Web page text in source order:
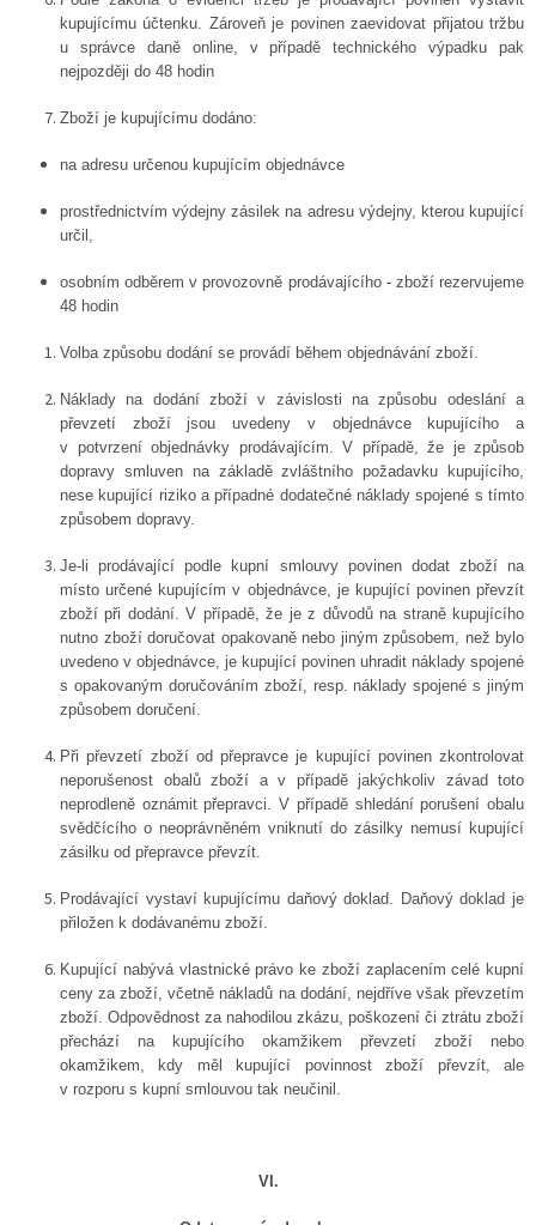
kupujícímu účtenku. Zároveň je povinen zaevidovat přijatou tržbu
u správce daně online, v případě technického výpadku pak
nejpozději do 48 hodin
Zboží je kupujícímu dodáno:
na adresu určenou kupujícím objednávce
prostřednictvím výdejny zásilek na adresu výdejny, kterou kupující
určil,
osobním odběrem v provozovně prodávajícího - zboží rezervujeme
48 hodin
Volba způsobu dodání se provádí během objednávání zboží.
Náklady na dodání zboží v závislosti na způsobu odeslání a
převzetí zboží jsou uvedeny v objednávce kupujícího a
v potvrzení objednávky prodávajícím. V případě, že je způsob
dopravy smluven na základě zvláštního požadavku kupujícího,
nese kupující riziko a případné dodatečné náklady spojené s tímto
způsobem dopravy.
Je-li prodávající podle kupní smlouvy povinen dodat zboží na
místo určené kupujícím v objednávce, je kupující povinen převzít
zboží při dodání. V případě, že je z důvodů na straně kupujícího
nutno zboží doručovat opakovaně nebo jiným způsobem, než bylo
uvedeno v objednávce, je kupující povinen uhradit náklady spojené
s opakovaným doručováním zboží, resp. náklady spojené s jiným
způsobem doručení.
Při převzetí zboží od přepravce je kupující povinen zkontrolovat
neporušenost obalů zboží a v případě jakýchkoliv závad toto
neprodleně oznámit přepravci. V případě shledání porušení obalu
svědčícího o neoprávněném vniknutí do zásilky nemusí kupující
zásilku od přepravce převzít.
Prodávající vystaví kupujícímu daňový doklad.
Daňový doklad je
přiložen k dodávanému zboží.
Kupující nabývá vlastnické právo ke zboží zaplacením celé kupní
ceny za zboží, včetně nákladů na dodání, nejdříve však převzetím
zboží. Odpovědnost za nahodilou zkázu, poškození či ztrátu zboží
přechází na kupujícího okamžikem převzetí zboží nebo
okamžikem, kdy měl kupující povinnost zboží převzít, ale
v rozporu s kupní smlouvou tak neučinil.
VI.